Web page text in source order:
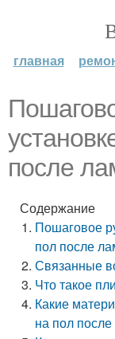
главная
после
Содержание
Пошаговое
пол после
Связанные
Что такое
Какие
на пол